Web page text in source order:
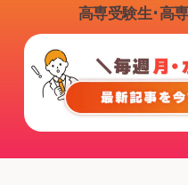
高専受験生･高